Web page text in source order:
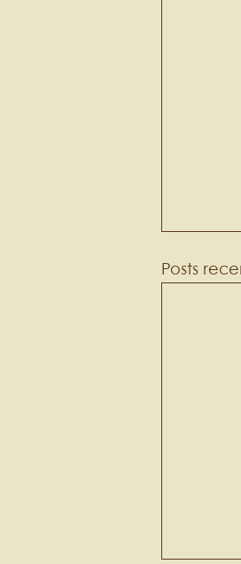
Posts